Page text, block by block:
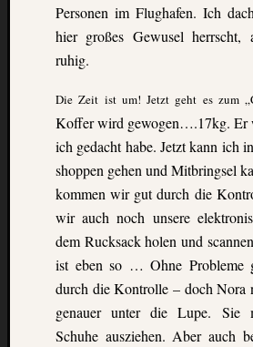
Personen im Flughafen. Ich
hier großes Gewusel herrscht,
ruhig.
Die Zeit ist um! Jetzt geht es zum
Koffer wird gewogen….17kg. Er
ich gedacht habe. Jetzt kann ich
shoppen gehen und Mitbringsel
kommen wir gut durch die
wir auch noch unsere
dem Rucksack holen und
ist eben so … Ohne Probleme
durch die Kontrolle – doch Nora
genauerunter die Lupe. Sie
Schuhe ausziehen. Aber auch